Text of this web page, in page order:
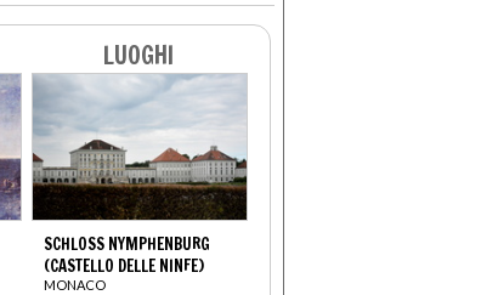
LUOGHI
SCHLOSS NYMPHENBURG
(CASTELLO DELLE NINFE)
MONACO